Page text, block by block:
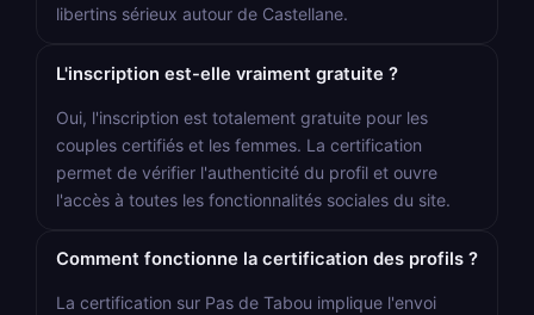
libertins sérieux autour de Castellane.
L'inscription est-elle vraiment gratuite ?
Oui, l'inscription est totalement gratuite pour les
couples certifiés et les femmes. La certification
permet de vérifier l'authenticité du profil et ouvre
l'accès à toutes les fonctionnalités sociales du site.
Comment fonctionne la certification des profils ?
La certification sur Pas de Tabou implique l'envoi